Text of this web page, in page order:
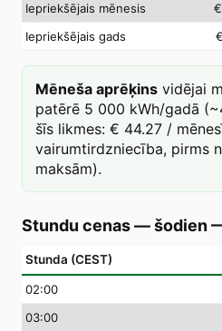
Iepriekšējais mēnesis
Iepriekšējais gads
Mēneša aprēķins vidējai
patērē 5 000 kWh/gadā
šīs likmes: € 44.27 /
vairumtirdzniecība, pirms
maksām).
Stundu cenas — šodien
Stunda (CEST)
02:00
03:00